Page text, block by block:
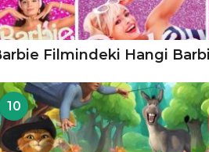
Filmindeki Hangi
10